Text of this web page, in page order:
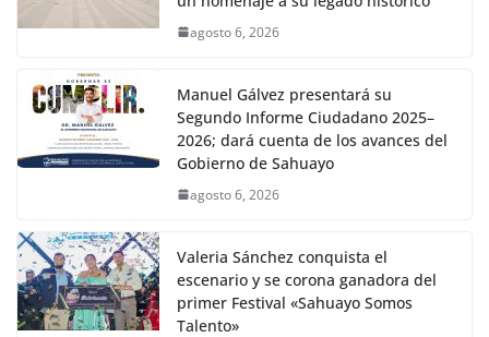
agosto 6, 2026
Manuel Gálvez presentará su
Segundo Informe Ciudadano 2025–
2026; dará cuenta de los avances del
Gobierno de Sahuayo
agosto 6, 2026
Valeria Sánchez conquista el
escenario y se corona ganadora del
primer Festival «Sahuayo Somos
Talento»